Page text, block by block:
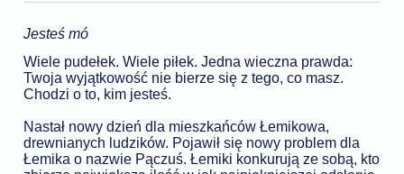
Jesteś mó
Wiele pudełek. Wiele piłek. Jedna wieczna prawda:
Twoja wyjątkowość nie bierze się z tego, co masz.
Chodzi o to, kim jesteś.
Nastał nowy dzień dla mieszkańców Łemikowa,
drewnianych ludzików. Pojawił się nowy problem dla
Łemika o nazwie Pączuś. Łemiki konkurują ze sobą, kto